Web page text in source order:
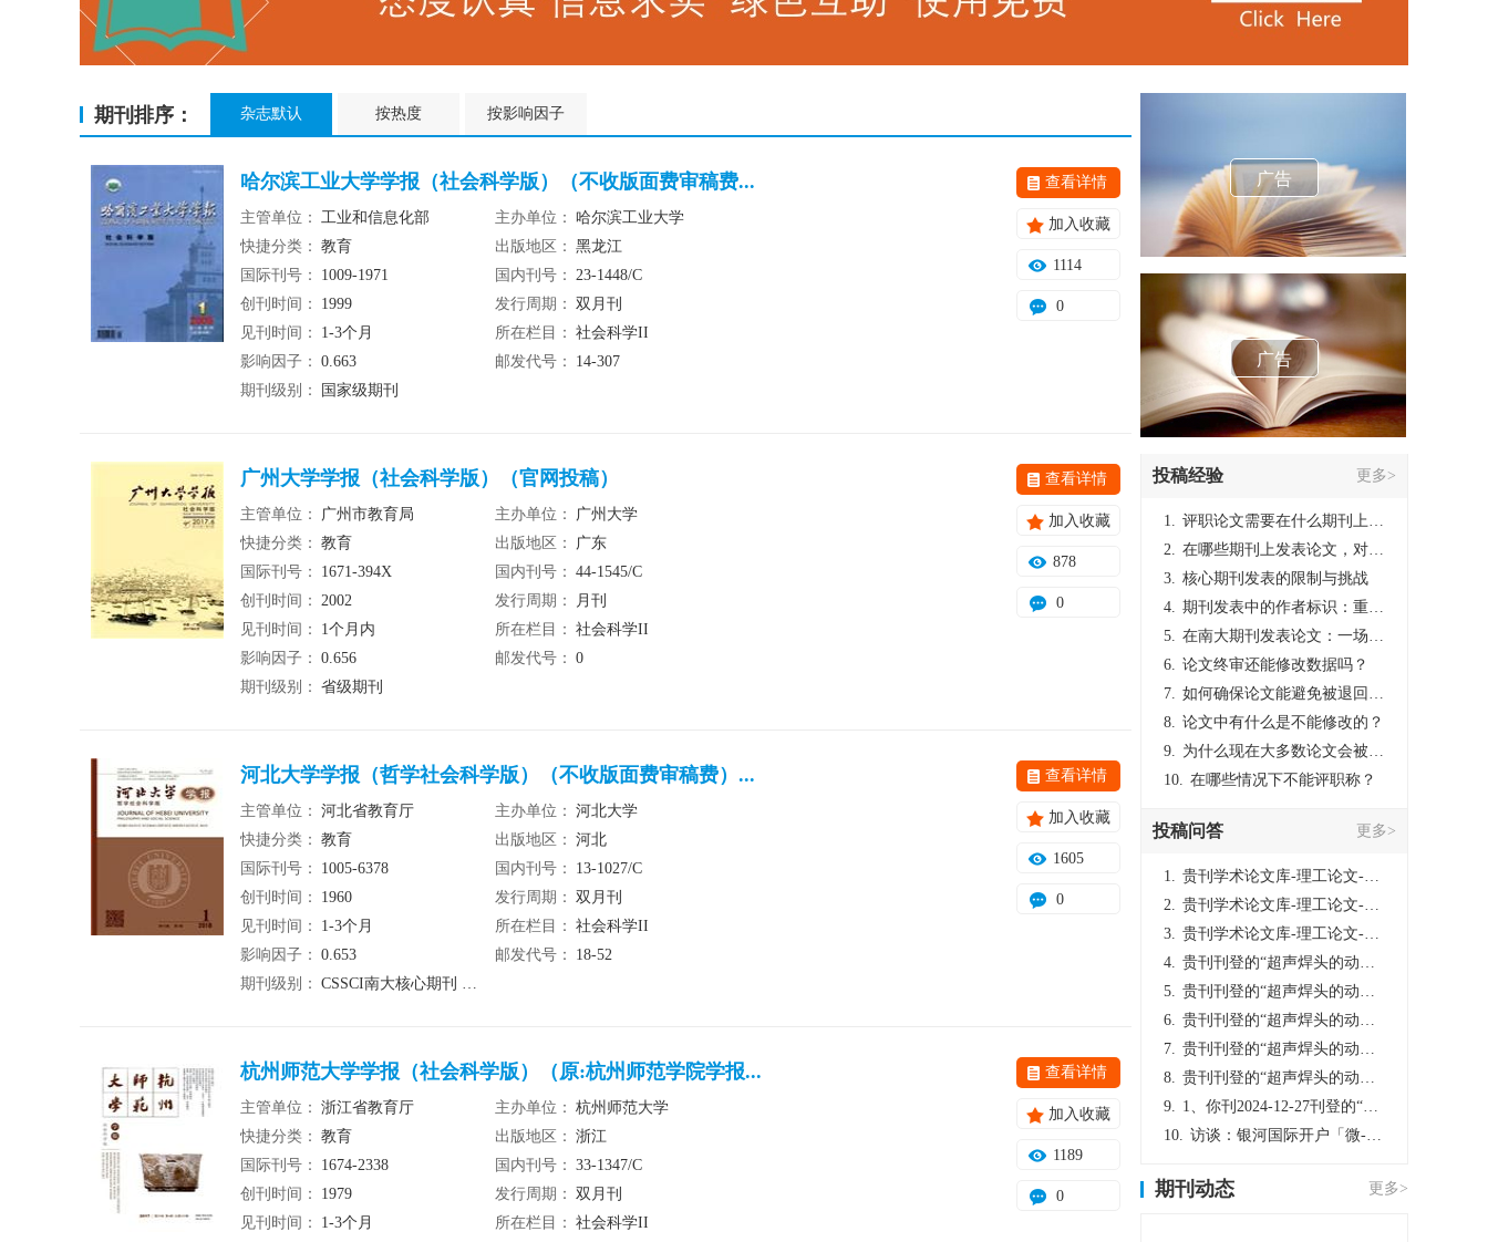
期刊排序： 杂志默认 按热度 按影响因子
哈尔滨工业大学学报（社会科学版）（不收版面费审稿费...
主管单位： 工业和信息化部 主办单位：
哈尔滨工业大学
快捷分类： 教育 出版地区： 黑龙江
国际刊号：
1009-1971 国内刊号： 23-1448/C
创刊时间：
1999 发行周期： 双月刊
见刊时间：
1-3个月 所在栏目： 社会科学II
影响因子： 0.663 邮发代号：
14-307
期刊级别：
国家级期刊
查看详情
加入收藏
1114
0
广州大学学报（社会科学版）（官网投稿）
主管单位： 广州市教育局 主办单位：
广州大学
快捷分类： 教育 出版地区：
广东
国际刊号：
1671-394X 国内刊号： 44-1545/C
创刊时间： 2002 发行周期：
月刊
见刊时间：
1个月内 所在栏目： 社会科学II
影响因子： 0.656 邮发代号： 0
期刊级别： 省级期刊
查看详情
加入收藏
878
0
河北大学学报（哲学社会科学版）（不收版面费审稿费）...
主管单位： 河北省教育厅 主办单位： 河北大学
快捷分类： 教育 出版地区： 河北
国际刊号：
1005-6378 国内刊号：
13-1027/C
创刊时间：
1960 发行周期： 双月刊
见刊时间：
1-3个月 所在栏目： 社会科学II
影响因子： 0.653 邮发代号：
18-52
期刊级别： CSSCI南大核心期刊 北大核心期刊
查看详情
加入收藏
1605
0
杭州师范大学学报（社会科学版）（原:杭州师范学院学报...
主管单位： 浙江省教育厅 主办单位： 杭州师范大学
快捷分类： 教育 出版地区： 浙江
国际刊号：
1674-2338 国内刊号： 33-1347/C
创刊时间：
1979 发行周期： 双月刊
见刊时间：
1-3个月 所在栏目： 社会科学II
查看详情
加入收藏
1189
0
广告
广告
投稿经验 更多>
1. 评职论文需要在什么期刊上发表？
2. 在哪些期刊上发表论文，对考研有优势？
3. 核心期刊发表的限制与挑战
4. 期刊发表中的作者标识：重要性与实践
5. 在南大期刊发表论文：一场知识探索与学术成就的旅程
6. 论文终审还能修改数据吗？
7. 如何确保论文能避免被退回：关键条件与策略
8. 论文中有什么是不能修改的？
9. 为什么现在大多数论文会被评判为AI撰写？（深度剖析查重机制下的困境与出路）
10. 在哪些情况下不能评职称？
投稿问答 更多>
1. 贵刊学术论文库-理工论文-第16页刊登的“超声焊头的动力学分析与优化设计”，作者lizhiwei，时间2024-12-27，该论文由我本人在机电工程技术2024年第10期公开发表，lizhiwei并非本人，请将文章删除，消除影响，谢谢！
2. 贵刊学术论文库-理工论文-第16页刊登的“超声焊头的动力学分析与优化设计”，作者lizhiwei，时间2024-12-27，该论文由我本人在机电工程技术2024年第10期公开发表，lizhiwei并非本人，请将文章删除，消除影响，谢谢！
3. 贵刊学术论文库-理工论文-第16页刊登的“超声焊头的动力学分析与优化设计”，作者lizhiwei，时间2024-12-27，该论文由我本人在机电工程技术2024年第10期公开发表，lizhiwei并非本人，请将文章删除，消除影响，谢谢！
4. 贵刊刊登的“超声焊头的动力学分析与优化设计”，作者lizhiwei，时间2024-12-27，该论文由我本人在机电工程技术2024年第10期公开发表，lizhiwei并非本人，请将文章删除，消除影响，谢谢！
5. 贵刊刊登的“超声焊头的动力学分析与优化设计”，作者lizhiwei，时间2024-12-27，该论文由我本人在机电工程技术2024年第10期公开发表，lizhiwei并非本人，请将文章删除，消除影响，谢谢！
6. 贵刊刊登的“超声焊头的动力学分析与优化设计”，作者lizhiwei，时间2024-12-27，该论文由我本人在机电工程技术2024年第10期公开发表，lizhiwei并非本人，请将文章删除，消除影响，谢谢！
7. 贵刊刊登的“超声焊头的动力学分析与优化设计”，作者lizhiwei，时间2024-12-27，该论文由我本人在机电工程技术2024年第10期公开发表，lizhiwei并非本人，请将文章删除，消除影响，谢谢！
8. 贵刊刊登的“超声焊头的动力学分析与优化设计”，作者lizhiwei，时间2024-12-27，该论文由我本人在机电工程技术2024年第10期公开发表，lizhiwei并非本人，请将文章删除，消除影响，谢谢！
9. 1、你刊2024-12-27刊登的“超声焊头的动力学分析与优化设计论文”，是由我本人在“机电工程技术”，在2024年第10期公开发表的，而本刊转载“lizhiwei”非本人操作，请尽快将其删除，消除不良影响。
10. 访谈：银河国际开户「微-97905670-信」上分客服开户电话在线注册现场经理。机械文明荒野生存游戏《荒野起源》超新星测试将于12月18日上午10点正式开启!本次测试资格已陆续发放!各位拓荒者们准备好了么。
期刊动态 更多>